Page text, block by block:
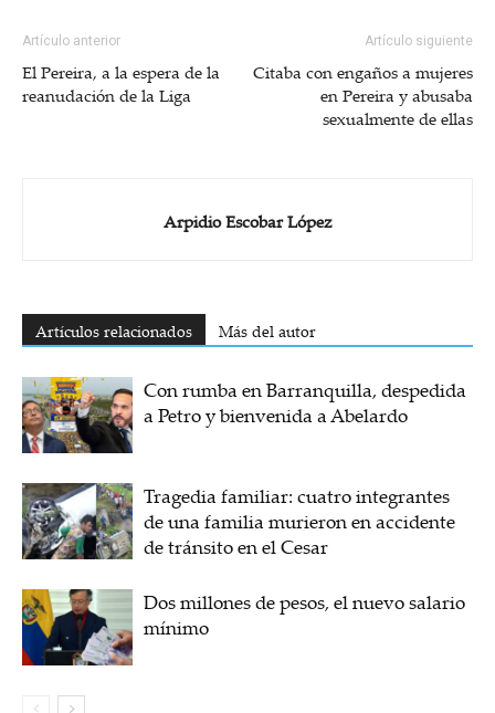
Artículo anterior
El Pereira, a la espera de la
reanudación de la Liga
Artículo siguiente
Citaba con engaños a mujeres
en Pereira y abusaba
sexualmente de ellas
Arpidio Escobar López
Artículos relacionados Más del autor
Con rumba en Barranquilla, despedida
a Petro y bienvenida a Abelardo
Tragedia familiar: cuatro integrantes
de una familia murieron en accidente
de tránsito en el Cesar
Dos millones de pesos, el nuevo salario
mínimo